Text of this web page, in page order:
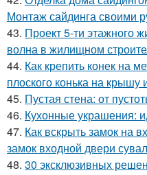
Монтаж сайдинга своими
43. Проект 5-ти этажного
волна в жилищном
44. Как крепить конек на
плоского конька на крышу
45. Пустая стена: от
46. Кухонные украшения:
47. Как вскрыть замок на
замок входной двери
48. 30 эксклюзивных